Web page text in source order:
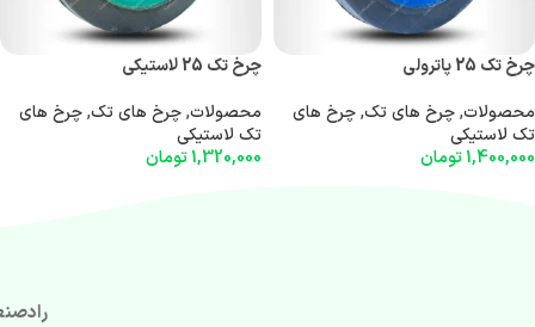
چرخ تک 25 پاترولی
محصولات,چرخ های تک,چرخ های
تک لاستیکی
1,400,000تومان
چرخ تک 25 لاستیکی
محصولات,چرخ های تک,چرخ های
تک لاستیکی
1,320,000تومان